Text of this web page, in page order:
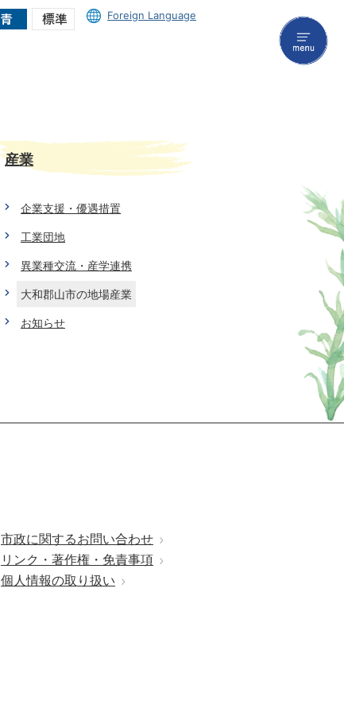
Foreign Language
産業
企業支援・優遇措置
工業団地
異業種交流・産学連携
大和郡山市の地場産業
お知らせ
市政に関するお問い合わせ
リンク・著作権・免責事項
個人情報の取り扱い